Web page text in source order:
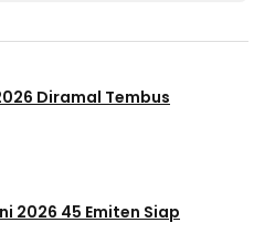
Diramal Tembus
2026 45 Emiten Siap